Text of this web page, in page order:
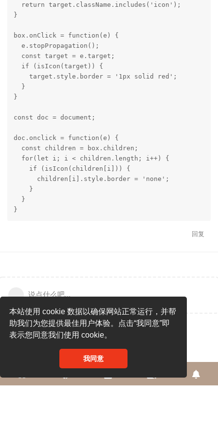
本站使用 cookie 数据以确保网站正常运行，并帮
助我们为您提供最佳用户体验。点击“我同意”即
表示您同意我们使用 cookie。
我同意
}
box.onClick = function(e) {
}
const doc = document;
doc.onclick = function(e) {
}
回复
说点什么吧...